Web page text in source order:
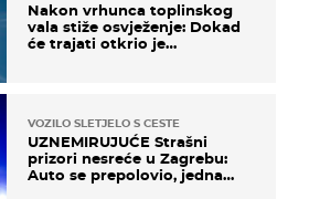
Nakon vrhunca toplinskog
vala stiže osvježenje: Dokad
će trajati otkrio je
VOZILO SLETJELO S CESTE
UZNEMIRUJUĆE Strašni
prizori nesreće u Zagrebu:
Auto se prepolovio, jedna